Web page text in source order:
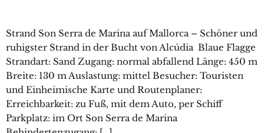
Strand Son Serra de Marina auf Mallorca – Schöner und
ruhigster Strand in der Bucht von Alcúdia Blaue Flagge
Strandart: Sand Zugang: normal abfallend Länge: 450 m
Breite: 130 m Auslastung: mittel Besucher: Touristen
und Einheimische Karte und Routenplaner:
Erreichbarkeit: zu Fuß, mit dem Auto, per Schiff
Parkplatz: im Ort Son Serra de Marina